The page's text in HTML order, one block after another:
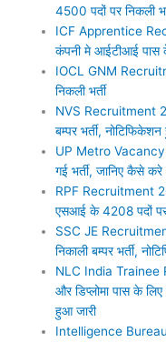
4500 पदों पर निकली
ICF Apprentice
कंपनी मे आईटीआई पास
IOCL GNM
निकली भर्ती
NVS Recruitment
बम्पर भर्ती,
UP Metro Vacancy
गई भर्ती, जानिए कैसे
RPF Recruitment
एसआई के 4208 पदों पर
SSC JE
निकाली बम्पर भर्ती,
NLC India
और डिप्लोमा पास के
हुआ जारी
Intelligence